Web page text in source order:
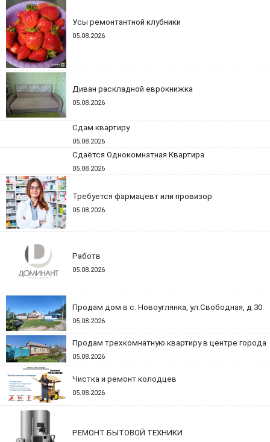
Усы ремонтантной клубники
05.08.2026
Диван раскладной еврокнижка
05.08.2026
Сдам квартиру
05.08.2026
Сдаётся Однокомнатная Квартира
05.08.2026
Требуется фармацевт или провизор
05.08.2026
Работв
05.08.2026
Продам дом в с. Новоуглянка, ул.Свободная, д.30.
05.08.2026
Продам трехкомнатную квартиру в центре города
05.08.2026
Чистка и ремонт колодцев
05.08.2026
РЕМОНТ БЫТОВОЙ ТЕХНИКИ